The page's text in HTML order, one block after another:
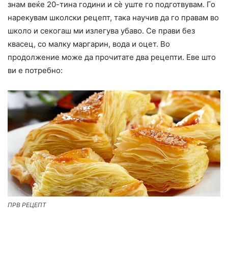
знам веќе 20-тина години и сѐ уште го подготвувам. Го
нарекувам школски рецепт, така научив да го правам во
школо и секогаш ми излегува убаво. Се прави без
квасец, со малку маргарин, вода и оцет. Во
продолжение може да прочитате два рецепти. Еве што
ви е потребно:
ПРВ РЕЦЕПТ